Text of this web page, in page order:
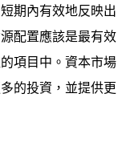
期內有效地反映出
配置應該是最有效
項目中。資本市場
的投資，並提供更